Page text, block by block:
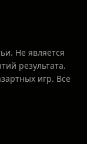
Не является
результата.
игр. Все